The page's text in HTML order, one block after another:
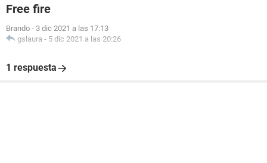
Free fire
Brando - 3 dic 2021 a las 17:13
gslaura - 5 dic 2021 a las 20:26
1 respuesta